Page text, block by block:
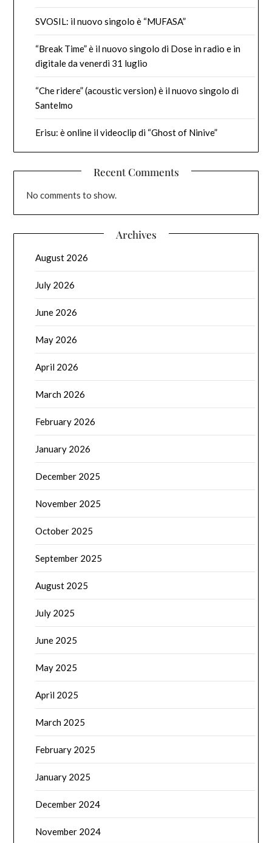
SVOSIL: il nuovo singolo è “MUFASA”
“Break Time” è il nuovo singolo di Dose in radio e in
digitale da venerdì 31 luglio
“Che ridere” (acoustic version) è il nuovo singolo di
Santelmo
Erisu: è online il videoclip di “Ghost of Ninive”
Recent Comments
No comments to show.
Archives
August 2026
July 2026
June 2026
May 2026
April 2026
March 2026
February 2026
January 2026
December 2025
November 2025
October 2025
September 2025
August 2025
July 2025
June 2025
May 2025
April 2025
March 2025
February 2025
January 2025
December 2024
November 2024